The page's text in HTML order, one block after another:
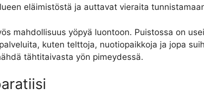
eläimistöstä ja auttavat vieraita
mahdollisuus yöpyä luontoon. Puistossa on
kuten telttoja, nuotiopaikkoja ja jopa
tähtitaivasta yön pimeydessä.